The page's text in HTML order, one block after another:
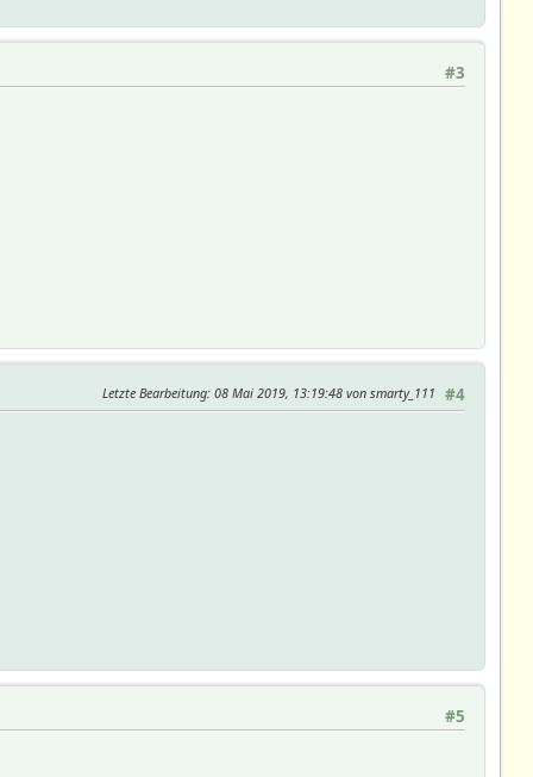
#3
#4
Letzte Bearbeitung: 08 Mai 2019, 13:19:48 von smarty_111
#5